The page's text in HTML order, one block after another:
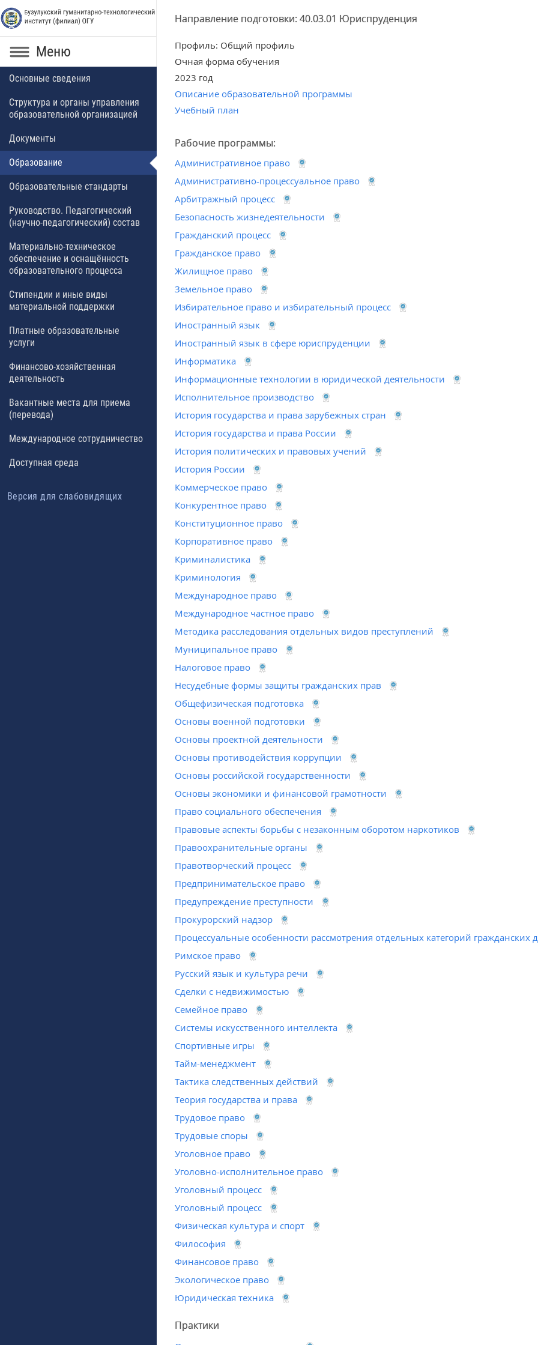
Направление подготовки: 40.03.01 Юриспруденция
Профиль: Общий профиль
Очная форма обучения
2023 год
Описание образовательной программы
Учебный план
Рабочие программы:
Административное право
Административно-процессуальное право
Арбитражный процесс
Безопасность жизнедеятельности
Гражданский процесс
Гражданское право
Жилищное право
Земельное право
Избирательное право и избирательный процесс
Иностранный язык
Иностранный язык в сфере юриспруденции
Информатика
Информационные технологии в юридической деятельности
Исполнительное производство
История государства и права зарубежных стран
История государства и права России
История политических и правовых учений
История России
Коммерческое право
Конкурентное право
Конституционное право
Корпоративное право
Криминалистика
Криминология
Международное право
Международное частное право
Методика расследования отдельных видов преступлений
Муниципальное право
Налоговое право
Несудебные формы защиты гражданских прав
Общефизическая подготовка
Основы военной подготовки
Основы проектной деятельности
Основы противодействия коррупции
Основы российской государственности
Основы экономики и финансовой грамотности
Право социального обеспечения
Правовые аспекты борьбы с незаконным оборотом наркотиков
Правоохранительные органы
Правотворческий процесс
Предпринимательское право
Предупреждение преступности
Прокурорский надзор
Процессуальные особенности рассмотрения отдельных категорий гражданских
Римское право
Русский язык и культура речи
Сделки с недвижимостью
Семейное право
Системы искусственного интеллекта
Спортивные игры
Тайм-менеджмент
Тактика следственных действий
Теория государства и права
Трудовое право
Трудовые споры
Уголовное право
Уголовно-исполнительное право
Уголовный процесс
Уголовный процесс
Физическая культура и спорт
Философия
Финансовое право
Экологическое право
Юридическая техника
Практики
Меню
Основные сведения
Структура и органы управления
образовательной организацией
Документы
Образование
Образовательные стандарты
Руководство. Педагогический
(научно-педагогический) состав
Материально-техническое
обеспечение и оснащённость
образовательного процесса
Стипендии и иные виды
материальной поддержки
Платные образовательные
услуги
Финансово-хозяйственная
деятельность
Вакантные места для приема
(перевода)
Международное сотрудничество
Доступная среда
Версия для слабовидящих